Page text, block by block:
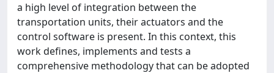
a high level of integration between the
transportation units, their actuators and the
control software is present. In this context, this
work defines, implements and tests a
comprehensive methodology that can be adopted